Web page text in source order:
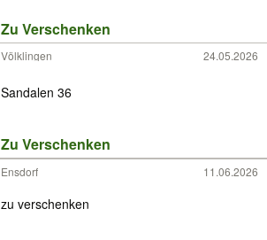
Zu Verschenken
Völklingen 24.05.2026
Sandalen 36
Zu Verschenken
Ensdorf 11.06.2026
zu verschenken